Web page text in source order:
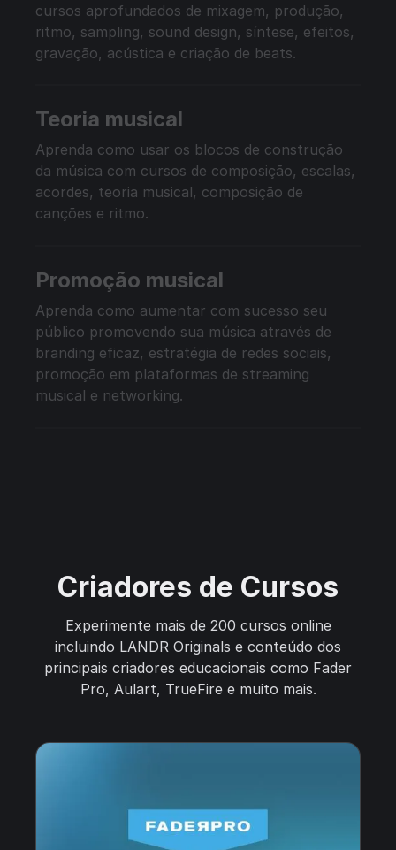
cursos aprofundados de mixagem, produção,
ritmo, sampling, sound design, síntese, efeitos,
gravação, acústica e criação de beats.
Teoria musical
Aprenda como usar os blocos de construção
da música com cursos de composição, escalas,
acordes, teoria musical, composição de
canções e ritmo.
Promoção musical
Aprenda como aumentar com sucesso seu
público promovendo sua música através de
branding eficaz, estratégia de redes sociais,
promoção em plataformas de streaming
musical e networking.
Criadores de Cursos
Experimente mais de 200 cursos online
incluindo LANDR Originals e conteúdo dos
principais criadores educacionais como Fader
Pro, Aulart, TrueFire e muito mais.